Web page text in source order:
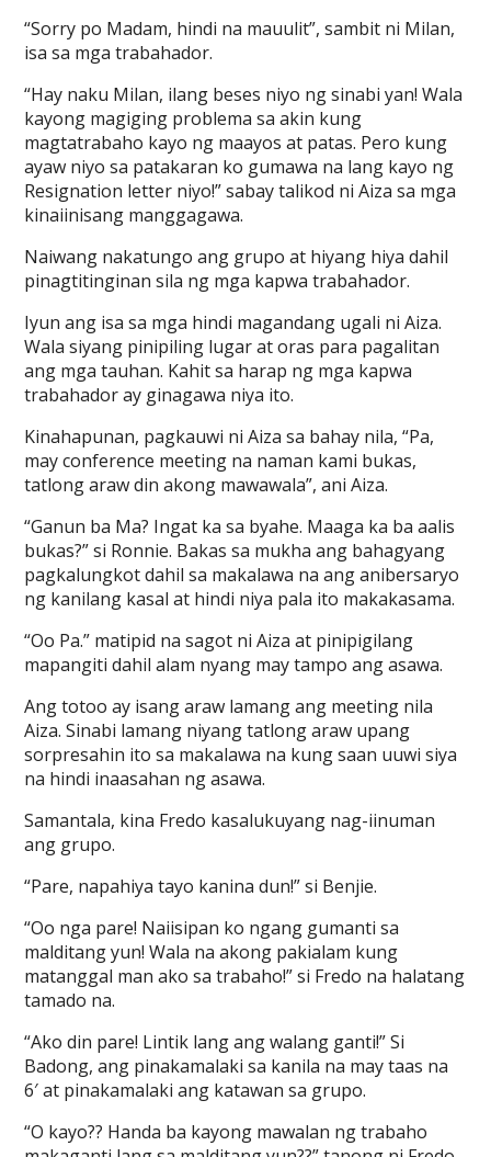
“Sorry po Madam, hindi na mauulit”, sambit ni Milan,
isa sa mga trabahador.
“Hay naku Milan, ilang beses niyo ng sinabi yan! Wala
kayong magiging problema sa akin kung
magtatrabaho kayo ng maayos at patas. Pero kung
ayaw niyo sa patakaran ko gumawa na lang kayo ng
Resignation letter niyo!” sabay talikod ni Aiza sa mga
kinaiinisang manggagawa.
Naiwang nakatungo ang grupo at hiyang hiya dahil
pinagtitinginan sila ng mga kapwa trabahador.
Iyun ang isa sa mga hindi magandang ugali ni Aiza.
Wala siyang pinipiling lugar at oras para pagalitan
ang mga tauhan. Kahit sa harap ng mga kapwa
trabahador ay ginagawa niya ito.
Kinahapunan, pagkauwi ni Aiza sa bahay nila, “Pa,
may conference meeting na naman kami bukas,
tatlong araw din akong mawawala”, ani Aiza.
“Ganun ba Ma? Ingat ka sa byahe. Maaga ka ba aalis
bukas?” si Ronnie. Bakas sa mukha ang bahagyang
pagkalungkot dahil sa makalawa na ang anibersaryo
ng kanilang kasal at hindi niya pala ito makakasama.
“Oo Pa.” matipid na sagot ni Aiza at pinipigilang
mapangiti dahil alam nyang may tampo ang asawa.
Ang totoo ay isang araw lamang ang meeting nila
Aiza. Sinabi lamang niyang tatlong araw upang
sorpresahin ito sa makalawa na kung saan uuwi siya
na hindi inaasahan ng asawa.
Samantala, kina Fredo kasalukuyang nag-iinuman
ang grupo.
“Pare, napahiya tayo kanina dun!” si Benjie.
“Oo nga pare! Naiisipan ko ngang gumanti sa
malditang yun! Wala na akong pakialam kung
matanggal man ako sa trabaho!” si Fredo na halatang
tamado na.
“Ako din pare! Lintik lang ang walang ganti!” Si
Badong, ang pinakamalaki sa kanila na may taas na
6′ at pinakamalaki ang katawan sa grupo.
“O kayo?? Handa ba kayong mawalan ng trabaho